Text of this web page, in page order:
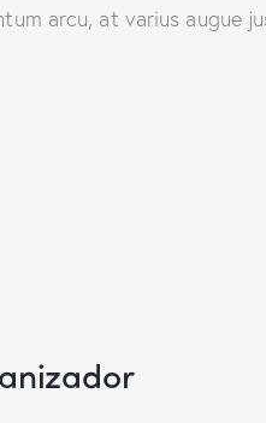
arcu, at varius augue